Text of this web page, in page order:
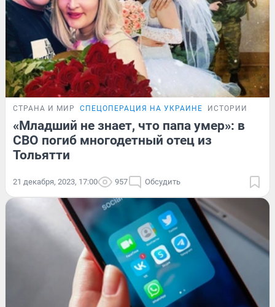
СТРАНА И МИР СПЕЦОПЕРАЦИЯ НА УКРАИНЕ ИСТОРИИ
«Младший не знает, что папа умер»: в
СВО погиб многодетный отец из
Тольятти
21 декабря, 2023, 17:00 957 Обсудить